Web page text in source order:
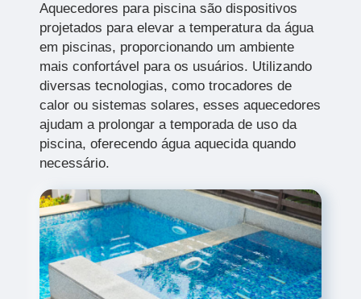
Aquecedores para piscina são dispositivos
projetados para elevar a temperatura da água
em piscinas, proporcionando um ambiente
mais confortável para os usuários. Utilizando
diversas tecnologias, como trocadores de
calor ou sistemas solares, esses aquecedores
ajudam a prolongar a temporada de uso da
piscina, oferecendo água aquecida quando
necessário.